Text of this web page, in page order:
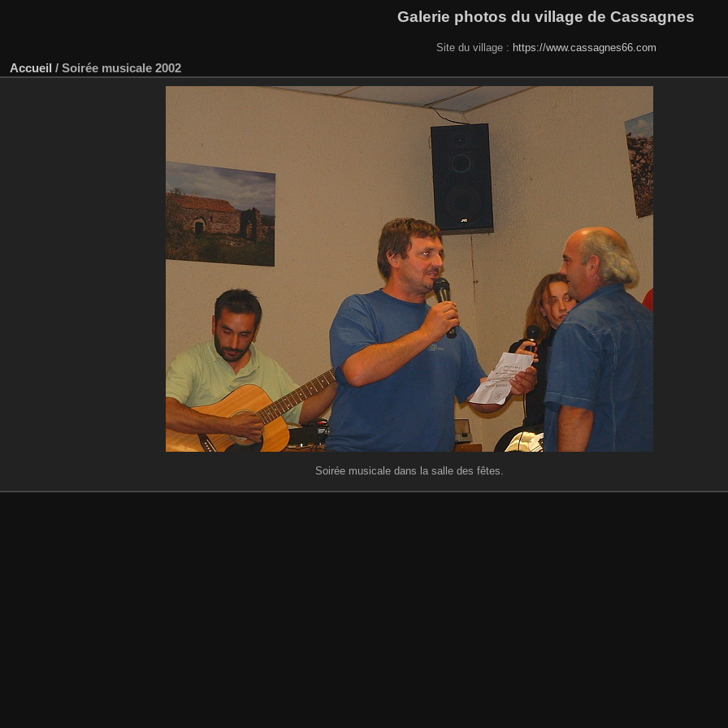
Galerie photos du village de Cassagnes
Site du village : https://www.cassagnes66.com
Accueil / Soirée musicale 2002
Soirée musicale dans la salle des fêtes.